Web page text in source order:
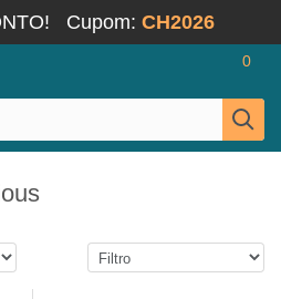
Cupom: CH2026
0